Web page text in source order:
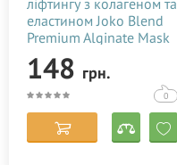
ліфтингу з колагеном та
еластином Joko Blend
Premium Alginate Mask
100 г
148 грн.
0